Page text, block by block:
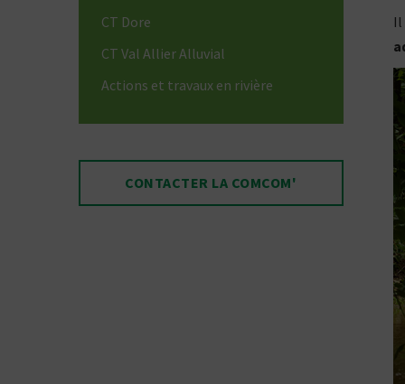
CT Dore
CT Val Allier Alluvial
Actions et travaux en rivière
CONTACTER LA COMCOM'